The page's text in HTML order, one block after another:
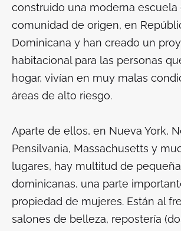
construido una moderna escuela
comunidad de origen, en
Dominicana y han creado un
habitacional para las personas
hogar, vivían en muy malas
áreas de alto riesgo.
Aparte de ellos, en Nueva York,
Pensilvania, Massachusetts y
lugares, hay multitud de
dominicanas, una parte
propiedad de mujeres. Están al
salones de belleza, repostería